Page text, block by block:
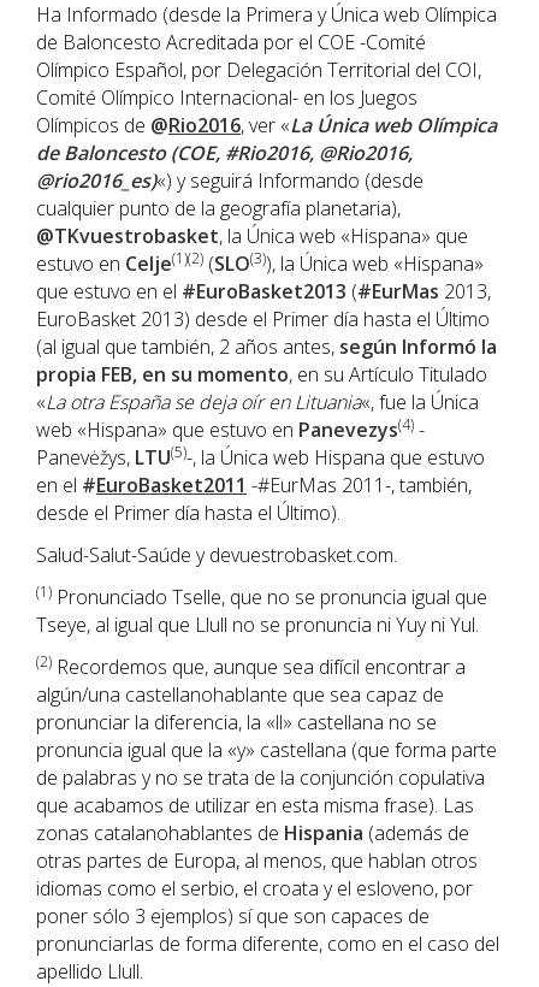
Ha Informado (desde la Primera y Única web Olímpica
de Baloncesto Acreditada por el COE -Comité
Olímpico Español, por Delegación Territorial del COI,
Comité Olímpico Internacional- en los Juegos
Olímpicos de @Rio2016, ver «La Única web Olímpica
de Baloncesto (COE, #Rio2016, @Rio2016,
@rio2016_es)«) y seguirá Informando (desde
cualquier punto de la geografía planetaria),
@TKvuestrobasket, la Única web «Hispana» que
estuvo en Celje(1)(2) (SLO(3)), la Única web «Hispana»
que estuvo en el #EuroBasket2013 (#EurMas 2013,
EuroBasket 2013) desde el Primer día hasta el Último
(al igual que también, 2 años antes, según Informó la
propia FEB, en su momento, en su Artículo Titulado
«La otra España se deja oír en Lituania«, fue la Única
web «Hispana» que estuvo en Panevezys(4) -
Panevėžys, LTU(5)-, la Única web Hispana que estuvo
en el #EuroBasket2011 -#EurMas 2011-, también,
desde el Primer día hasta el Último).
Salud-Salut-Saúde y devuestrobasket.com.
(1) Pronunciado Tselle, que no se pronuncia igual que
Tseye, al igual que Llull no se pronuncia ni Yuy ni Yul.
(2) Recordemos que, aunque sea difícil encontrar a
algún/una castellanohablante que sea capaz de
pronunciar la diferencia, la «ll» castellana no se
pronuncia igual que la «y» castellana (que forma parte
de palabras y no se trata de la conjunción copulativa
que acabamos de utilizar en esta misma frase). Las
zonas catalanohablantes de Hispania (además de
otras partes de Europa, al menos, que hablan otros
idiomas como el serbio, el croata y el esloveno, por
poner sólo 3 ejemplos) sí que son capaces de
pronunciarlas de forma diferente, como en el caso del
apellido Llull.